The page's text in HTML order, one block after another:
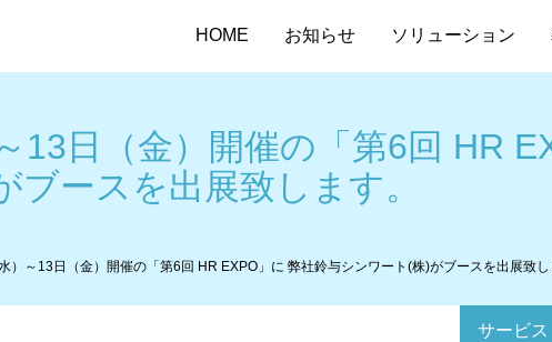
HOME お知らせ ソリューション
13日（金）開催の「第6回 HR
ースを出展致します。
）～13日（金）開催の「第6回 HR EXPO」に 弊社鈴与シンワート(株)がブースを出展致し
サービス